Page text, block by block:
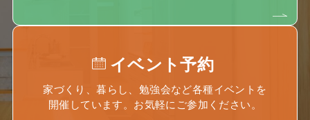
イベント予約
家づくり、暮らし、勉強会など各種イベントを
開催しています。お気軽にご参加ください。